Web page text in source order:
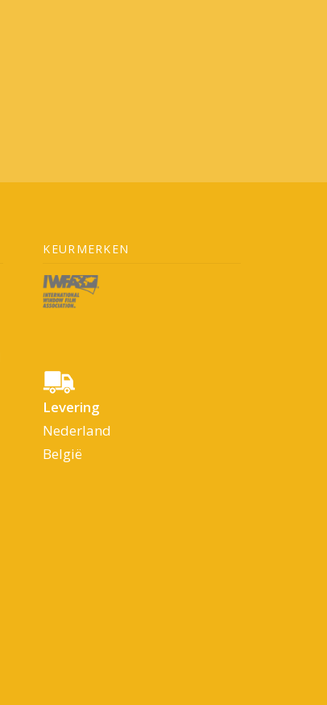
KEURMERKEN
Levering
Nederland
België